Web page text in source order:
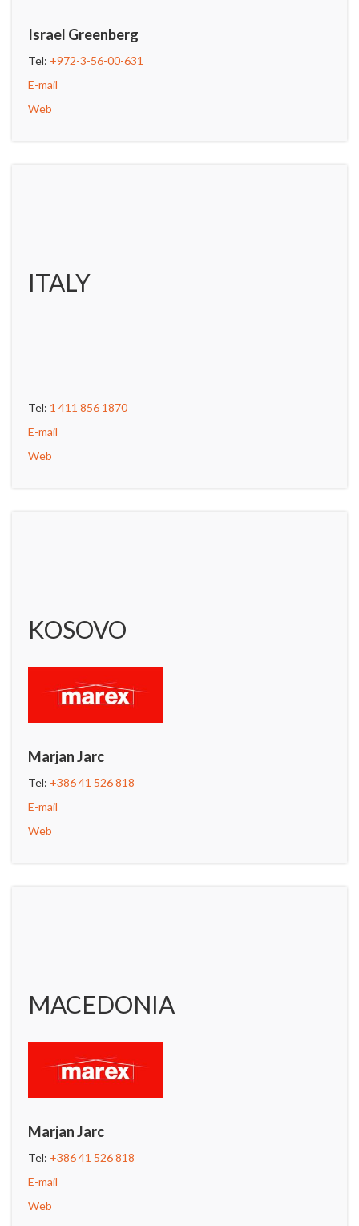
Israel Greenberg
Tel: +972-3-56-00-631
E-mail
Web
ITALY
Tel: 1 411 856 1870
E-mail
Web
KOSOVO
Marjan Jarc
Tel: +386 41 526 818
E-mail
Web
MACEDONIA
Marjan Jarc
Tel: +386 41 526 818
E-mail
Web